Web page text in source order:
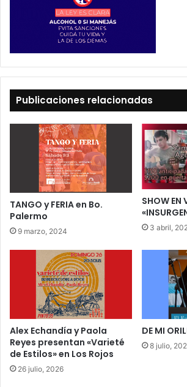
Publicaciones relacionadas
TANGO y FERIA en Bo.
Palermo
9 marzo, 2024
SHOW EN
3 abril,
Alex Echandía y Paola
Reyes presentan «Varieté
de Estilos» en Los Rojos
26 julio, 2026
DE MI
8 julio,